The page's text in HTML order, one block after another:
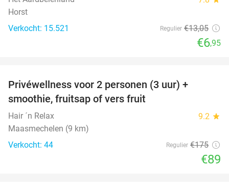
Horst
Verkocht: 15.521
Regulier €13,05
€6,95
Privéwellness voor 2 personen (3 uur) +
smoothie, fruitsap of vers fruit
Hair ´n Relax 9.2 star
Maasmechelen (9 km)
Verkocht: 44
Regulier €175
€89